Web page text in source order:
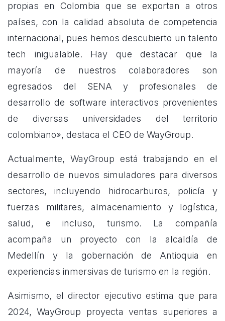
propias en Colombia que se exportan a otros
países, con la calidad absoluta de competencia
internacional, pues hemos descubierto un talento
tech inigualable. Hay que destacar que la
mayoría de nuestros colaboradores son
egresados del SENA y profesionales de
desarrollo de software interactivos provenientes
de diversas universidades del territorio
colombiano», destaca el CEO de WayGroup.
Actualmente, WayGroup está trabajando en el
desarrollo de nuevos simuladores para diversos
sectores, incluyendo hidrocarburos, policía y
fuerzas militares, almacenamiento y logística,
salud, e incluso, turismo. La compañía
acompaña un proyecto con la alcaldía de
Medellín y la gobernación de Antioquia en
experiencias inmersivas de turismo en la región.
Asimismo, el director ejecutivo estima que para
2024, WayGroup proyecta ventas superiores a